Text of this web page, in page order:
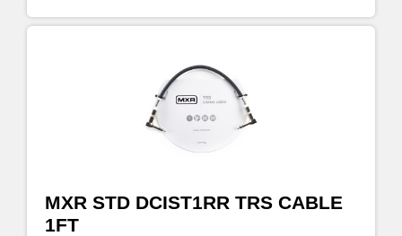
MXR STD DCIST1RR TRS CABLE
1FT